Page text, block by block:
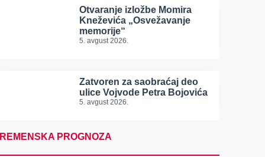
Otvaranje izložbe Momira
Kneževića „Osvežavanje
memorije“
5. avgust 2026.
Zatvoren za saobraćaj deo
ulice Vojvode Petra Bojovića
5. avgust 2026.
PROGNOZA